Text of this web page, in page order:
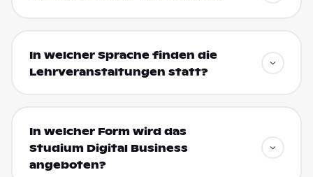
In welcher Sprache finden die
Lehrveranstaltungen statt?
In welcher Form wird das
Studium Digital Business
angeboten?